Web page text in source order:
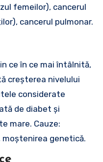
femeilor), cancerul
cancerul pulmonar.
ce în ce mai întâlnită,
creșterea nivelului
considerate
de diabet și
mare. Cauze:
genetică.